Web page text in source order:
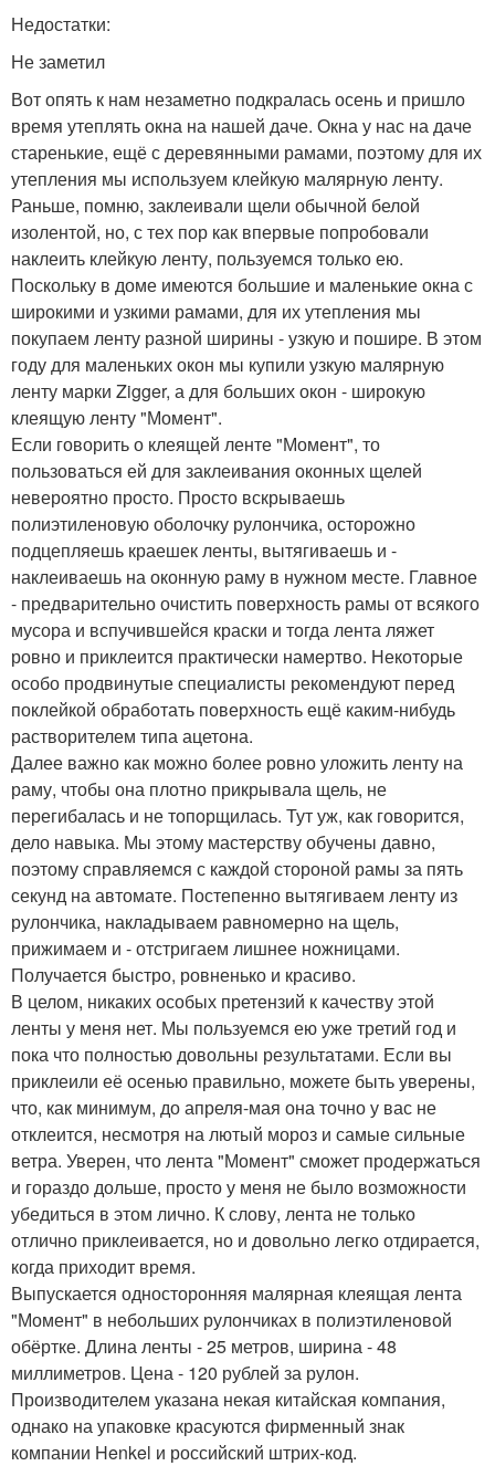
Недостатки:
Не заметил
Вот опять к нам незаметно подкралась осень и пришло
время утеплять окна на нашей даче. Окна у нас на даче
старенькие, ещё с деревянными рамами, поэтому для их
утепления мы используем клейкую малярную ленту.
Раньше, помню, заклеивали щели обычной белой
изолентой, но, с тех пор как впервые попробовали
наклеить клейкую ленту, пользуемся только ею.
Поскольку в доме имеются большие и маленькие окна с
широкими и узкими рамами, для их утепления мы
покупаем ленту разной ширины - узкую и пошире. В этом
году для маленьких окон мы купили узкую малярную
ленту марки Zigger, а для больших окон - широкую
клеящую ленту "Момент".
Если говорить о клеящей ленте "Момент", то
пользоваться ей для заклеивания оконных щелей
невероятно просто. Просто вскрываешь
полиэтиленовую оболочку рулончика, осторожно
подцепляешь краешек ленты, вытягиваешь и -
наклеиваешь на оконную раму в нужном месте. Главное
- предварительно очистить поверхность рамы от всякого
мусора и вспучившейся краски и тогда лента ляжет
ровно и приклеится практически намертво. Некоторые
особо продвинутые специалисты рекомендуют перед
поклейкой обработать поверхность ещё каким-нибудь
растворителем типа ацетона.
Далее важно как можно более ровно уложить ленту на
раму, чтобы она плотно прикрывала щель, не
перегибалась и не топорщилась. Тут уж, как говорится,
дело навыка. Мы этому мастерству обучены давно,
поэтому справляемся с каждой стороной рамы за пять
секунд на автомате. Постепенно вытягиваем ленту из
рулончика, накладываем равномерно на щель,
прижимаем и - отстригаем лишнее ножницами.
Получается быстро, ровненько и красиво.
В целом, никаких особых претензий к качеству этой
ленты у меня нет. Мы пользуемся ею уже третий год и
пока что полностью довольны результатами. Если вы
приклеили её осенью правильно, можете быть уверены,
что, как минимум, до апреля-мая она точно у вас не
отклеится, несмотря на лютый мороз и самые сильные
ветра. Уверен, что лента "Момент" сможет продержаться
и гораздо дольше, просто у меня не было возможности
убедиться в этом лично. К слову, лента не только
отлично приклеивается, но и довольно легко отдирается,
когда приходит время.
Выпускается односторонняя малярная клеящая лента
"Момент" в небольших рулончиках в полиэтиленовой
обёртке. Длина ленты - 25 метров, ширина - 48
миллиметров. Цена - 120 рублей за рулон.
Производителем указана некая китайская компания,
однако на упаковке красуются фирменный знак
компании Henkel и российский штрих-код.